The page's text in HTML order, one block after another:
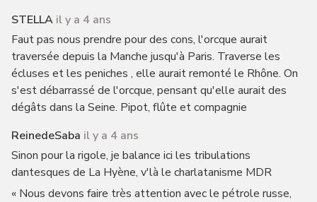
STELLA il y a 4 ans
Faut pas nous prendre pour des cons, l'orcque aurait
traversée depuis la Manche jusqu'à Paris. Traverse les
écluses et les peniches , elle aurait remonté le Rhône. On
s'est débarrassé de l'orcque, pensant qu'elle aurait des
dégâts dans la Seine. Pipot, flûte et compagnie
ReinedeSaba il y a 4 ans
Sinon pour la rigole, je balance ici les tribulations
dantesques de La Hyène, v'là le charlatanisme MDR
« Nous devons faire très attention avec le pétrole russe,